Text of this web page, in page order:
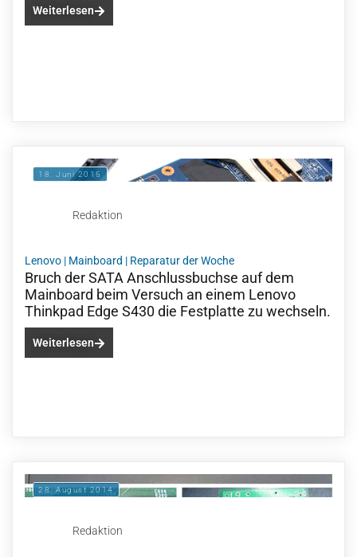
Weiterlesen
18. Juni 2015
Redaktion
Lenovo | Mainboard | Reparatur der Woche
Bruch der SATA Anschlussbuchse auf dem
Mainboard beim Versuch an einem Lenovo
Thinkpad Edge S430 die Festplatte zu wechseln.
Weiterlesen
28. August 2014
Redaktion